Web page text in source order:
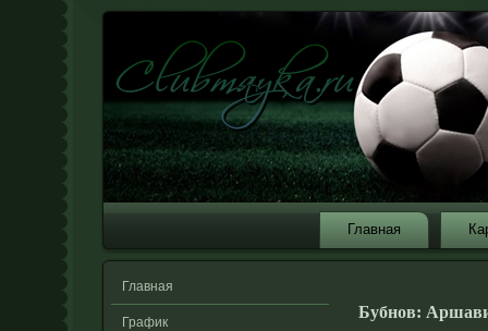
Главная
Главная
График
Бубнов: